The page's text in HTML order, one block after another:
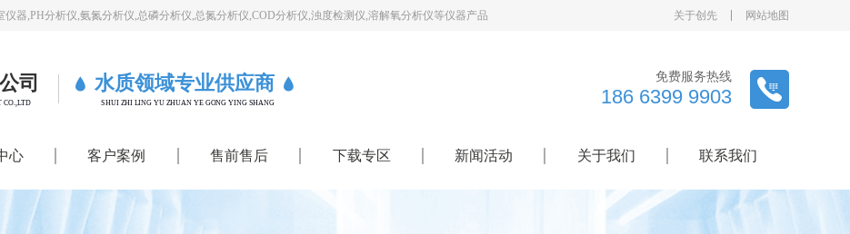
器,PH分析仪,氨氮分析仪,总磷分析仪,总氮分析仪,COD分析仪,浊度检测仪,溶解氧分析仪等仪器产品 关于创先 网站地图
司
CO.,LTD
水质领域专业供应商
SHUI ZHI LING YU ZHUAN YE GONG YING SHANG
免费服务热线
186 6399 9903
心 客户案例 售前售后 下载专区 新闻活动 关于我们 联系我们